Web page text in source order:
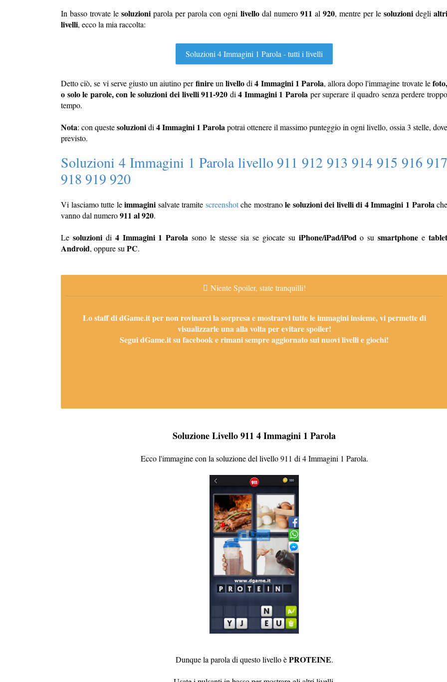
In basso trovate lesoluzioni parola per parola con ogni livellodal numero 911 al 920, mentre per le soluzionidegli
livelli, ecco la mia raccolta:
Soluzioni 4 Immagini 1 Parola - tutti i livelli
Detto ciò, se vi serve giusto un aiutino perfinireunlivellodi4 Immagini 1 Parola, allora dopo l'immagine trovate le
o solo le parole, con le soluzioni dei livelli 911-920 di4 Immagini 1 Parola per superare il quadro senza perdere
tempo.
Nota: con questesoluzionidi 4 Immagini 1 Parolapotrai ottenere il massimo punteggio in ogni livello, ossia 3 stelle, dove
previsto.
Soluzioni 4 Immagini 1 Parola livello 911 912 913 914 915 916 917
918 919 920
Vi lasciamo tutte leimmagini salvate tramite screenshotche mostranole soluzioni dei livelli di 4 Immagini 1 Parola
vanno dal numero911 al 920.
Le soluzionidi 4 Immagini 1 Parola sono le stesse sia se giocate su iPhone/iPad/iPod o susmartphone e
Android, oppure su PC.
Niente Spoiler, state tranquilli!
Lo staff di dGame.it per non rovinarci la sorpresa e mostrarvi tutte le immagini insieme, vi permette di
visualizzarle una alla volta per evitare spoiler!
Segui dGame.it su facebook e rimani sempre aggiornato sui nuovi livelli e giochi!
Soluzione Livello 911 4 Immagini 1 Parola
Ecco l'immagine con la soluzione del livello 911 di 4 Immagini 1 Parola.
Dunque la parola di questo livello èPROTEINE.